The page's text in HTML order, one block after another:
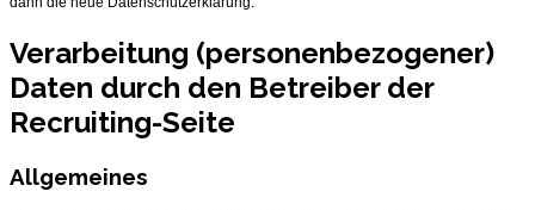
Verarbeitung (personenbezogener)
Daten durch den Betreiber der
Recruiting-Seite
Allgemeines